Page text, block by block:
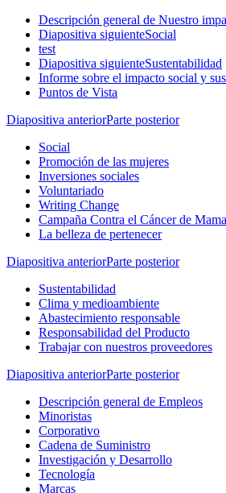
Descripción general de Nuestro
Diapositiva siguienteSocial
test
Diapositiva siguienteSustentabilidad
Informe sobre el impacto social y
Puntos de Vista
Diapositiva anteriorParte posterior
Social
Promoción de las mujeres
Inversiones sociales
Voluntariado
Writing Change
Campaña Contra el Cáncer de Mama
La belleza de pertenecer
Diapositiva anteriorParte posterior
Sustentabilidad
Clima y medioambiente
Abastecimiento responsable
Responsabilidad del Producto
Trabajar con nuestros proveedores
Diapositiva anteriorParte posterior
Descripción general de Empleos
Minoristas
Corporativo
Cadena de Suministro
Investigación y Desarrollo
Tecnología
Marcas